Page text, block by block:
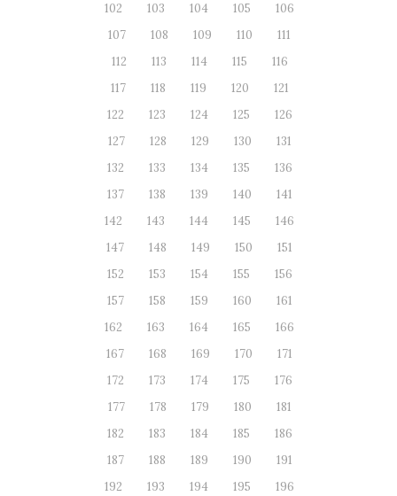
102
103 104 105
106
107
108 109 110
111
112
113 114 115
116
117
118 119 120
121
122
123 124 125
126
127
128 129 130
131
132
133 134 135
136
137
138 139 140
141
142
143 144 145
146
147
148 149 150
151
152
153 154 155
156
157
158 159 160
161
162
163 164 165
166
167
168 169 170
171
172
173 174 175
176
177
178 179 180
181
182
183 184 185
186
187
188 189 190
191
192
193 194 195
196